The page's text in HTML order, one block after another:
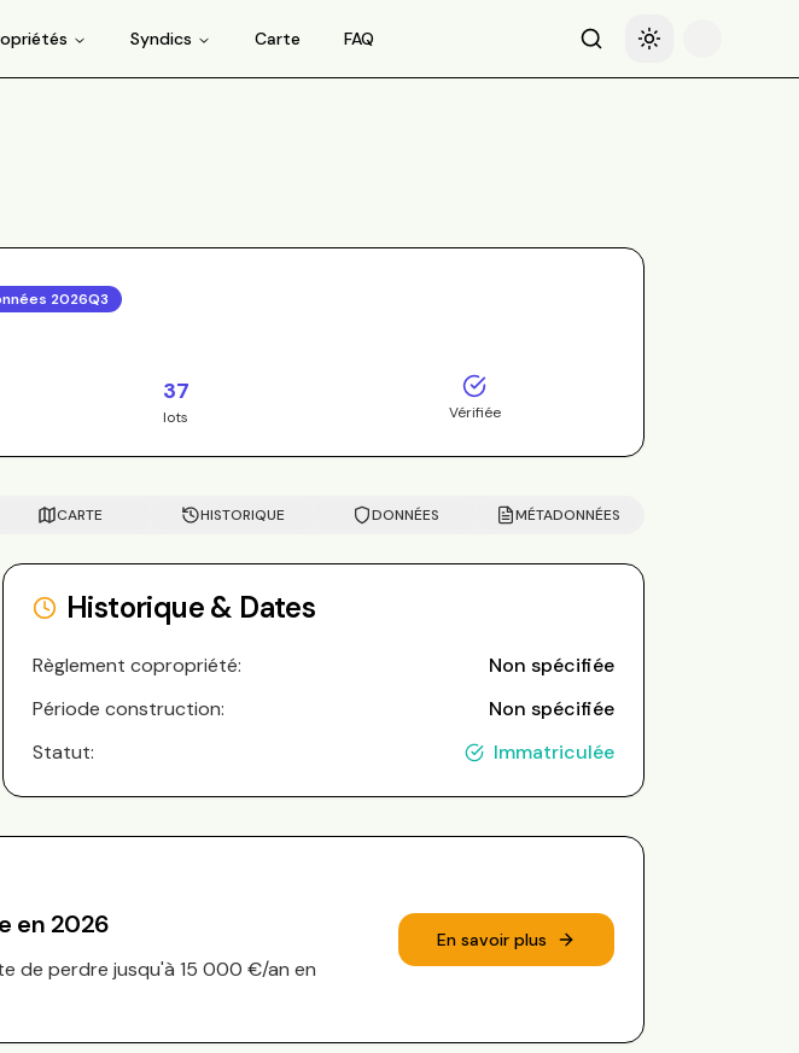
Syndics Carte FAQ RechercheBasculer le thème
2026Q3
37
lots Vérifiée
CARTE HISTORIQUE DONNÉES MÉTADONNÉES
Historique & Dates
Règlement copropriété:
Non spécifiée
Période construction:
Non spécifiée
Statut:
Immatriculée
en 2026
de perdre jusqu'à 15 000 €/an en
En savoir plus